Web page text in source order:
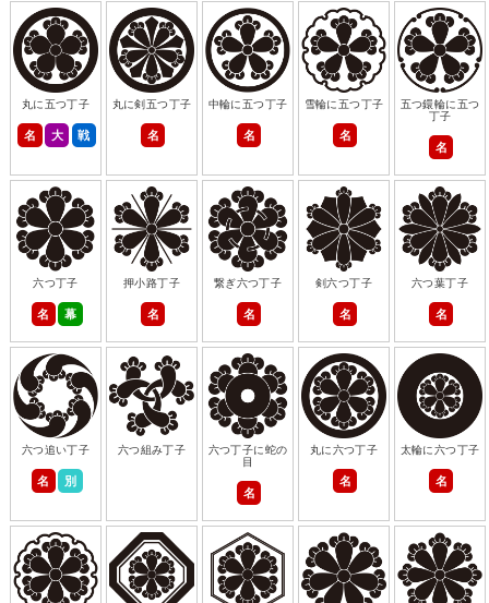
丸に五つ丁子
名 大 戦
丸に剣五つ丁子
名
中輪に五つ丁子
名
雪輪に五つ丁子
名
五つ鐶輪に五つ
丁子
名
六つ丁子
名 幕
押小路丁子
名
繋ぎ六つ丁子
名
剣六つ丁子
名
六つ葉丁子
名
六つ追い丁子
名 別
六つ組み丁子
六つ丁子に蛇の
目
名
丸に六つ丁子
名
太輪に六つ丁子
名